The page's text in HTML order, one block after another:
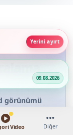
görünümü
okuyun.
09.08.2026
Yerini ayırt
Video Diğer